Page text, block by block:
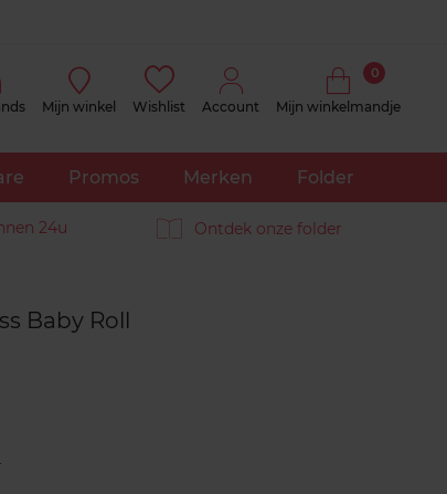
Mijn winkel Wishlist Account Mijn winkelmandje
0
Promos Merken Folder
24u Ontdek onze folder
Baby Roll